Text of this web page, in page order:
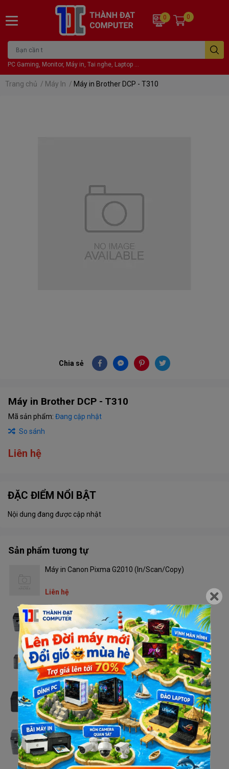
PC Gaming, Monitor, Máy in, Tai nghe, Laptop ...
0 0
Trang chủ / Máy In / Máy in Brother DCP - T310
Chia sẻ
Máy in Brother DCP - T310
Mã sản phẩm: Đang cập nhật
So sánh
Liên hệ
ĐẶC ĐIỂM NỔI BẬT
Nội dung đang được cập nhật
Sản phẩm tương tự
Máy in Canon Pixma G2010 (In/Scan/Copy)
Liên hệ
Máy in Brother DCP - L2520D
Liên hệ
Máy in Brother HL - L2321D
Liên hệ
Máy in Brother HL - L2366DW
Liên hệ
Máy in Brother MFC - 2701DW
Liên hệ